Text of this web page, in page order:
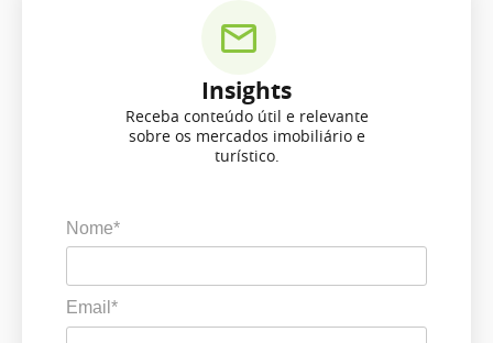
Insights
Receba conteúdo útil e relevante
sobre os mercados imobiliário e
turístico.
Nome*
Email*